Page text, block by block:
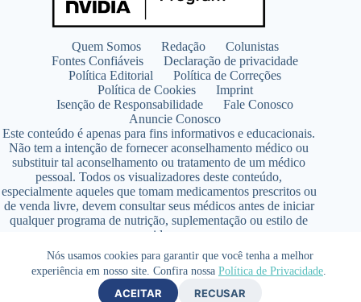
Nós usamos cookies para garantir que você tenha a melhor
experiência em nosso site. Confira nossa Política de Privacidade.
ACEITAR RECUSAR
Quem Somos Redação
Colunistas
Fontes Confiáveis
Declaração de privacidade
Política Editorial
Política de Correções
Política de Cookies
Imprint
Isenção de Responsabilidade
Fale Conosco
Anuncie Conosco
Este conteúdo é apenas para fins informativos e educacionais.
Não tem a intenção de fornecer aconselhamento médico ou
substituir tal aconselhamento ou tratamento de um médico
pessoal. Todos os visualizadores deste conteúdo,
especialmente aqueles que tomam medicamentos prescritos ou
de venda livre, devem consultar seus médicos antes de iniciar
qualquer programa de nutrição, suplementação ou estilo de
vida.
Copyright © 2026 - SaúdeLAB.com pertence ao grupo
VKCF Soluções Digitais Ltda - CNPJ n° 43.726.917/0001-80
- Contato +55 (65) 99813- 4203 - Responsável Técnica:
Farmacêutica Elizandra Civalsci Costa - CRF MT n° 3490